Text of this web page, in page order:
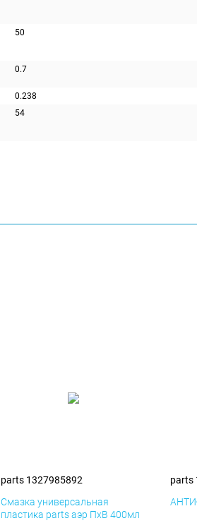
50
0.7
0.238
54
parts 1327985892
Смазка универсальная
пластика parts аэр ПхВ 400мл
parts